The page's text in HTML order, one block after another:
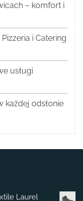
– komfort i
i Catering
usługi
każdej odsłonie
Laurel